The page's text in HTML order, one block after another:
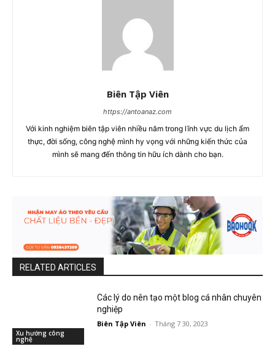
Biên Tập Viên
https://antoanaz.com
Với kinh nghiệm biên tập viên nhiều năm trong lĩnh vực du lịch ẩm
thực, đời sống, công nghệ mình hy vọng với những kiến thức của
mình sẽ mang đến thông tin hữu ích dành cho bạn.
RELATED ARTICLES
Xu hướng công
nghệ
Các lý do nên tạo một blog cá nhân chuyên
nghiệp
Biên Tập Viên - Tháng 7 30, 2023